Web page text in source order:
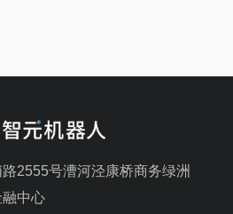
路2555号漕河泾康桥商务绿洲
中心